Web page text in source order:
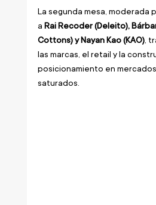
La segunda mesa, moderada
a Rai Recoder (Deleito),
Cottons) y Nayan Kao (KAO),
las marcas, el retail y la
posicionamiento en
saturados.